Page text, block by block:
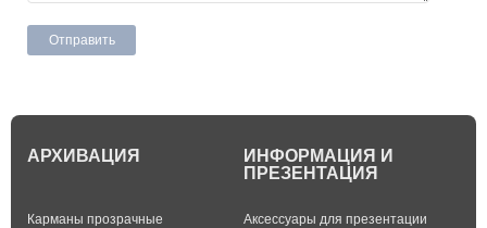
АРХИВАЦИЯ
Карманы прозрачные
ИНФОРМАЦИЯ И
ПРЕЗЕНТАЦИЯ
Аксессуары для презентации